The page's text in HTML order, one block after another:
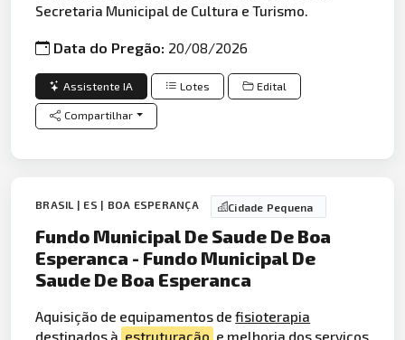
Secretaria Municipal de Cultura e Turismo.
Data do Pregão: 20/08/2026
Assistente IA Lotes Edital
Compartilhar
BRASIL | ES | BOA ESPERANÇA Cidade Pequena
Fundo Municipal De Saude De Boa
Esperanca - Fundo Municipal De
Saude De Boa Esperanca
Aquisição de equipamentos defisioterapia
destinados à estruturação e melhoria dos serviços